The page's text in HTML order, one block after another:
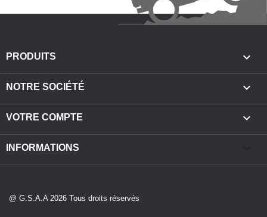
PRODUITS 
NOTRE SOCIÉTÉ 
VOTRE COMPTE 
INFORMATIONS
@ G.S.A.A 2026 Tous droits réservés